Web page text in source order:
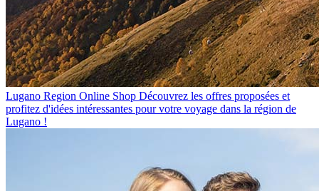
Lugano Region Online Shop Découvrez les offres proposées et
profitez d'idées intéressantes pour votre voyage dans la région de
Lugano !